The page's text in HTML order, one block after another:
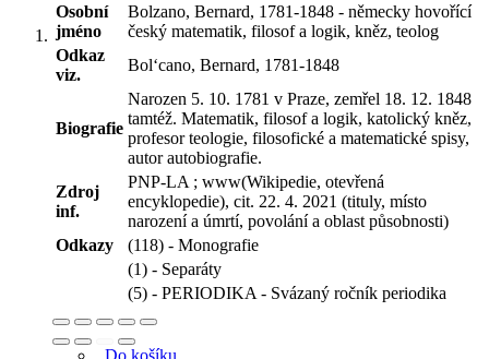
Osobní
jméno
Bolzano, Bernard, 1781-1848 - německy hovořící
český matematik, filosof a logik, kněz, teolog
Odkaz
viz.
Bol‘cano, Bernard, 1781-1848
Biografie
Narozen 5. 10. 1781 v Praze, zemřel 18. 12. 1848
tamtéž. Matematik, filosof a logik, katolický kněz,
profesor teologie, filosofické a matematické spisy,
autor autobiografie.
Zdroj
inf.
PNP-LA ; www(Wikipedie, otevřená
encyklopedie), cit. 22. 4. 2021 (tituly, místo
narození a úmrtí, povolání a oblast působnosti)
Odkazy
(118) - Monografie
(1) - Separáty
(5) - PERIODIKA - Svázaný ročník periodika
Do košíku